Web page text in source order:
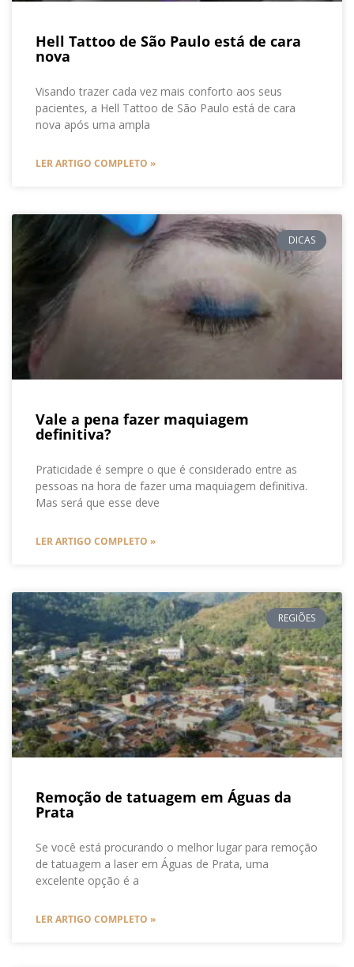
Hell Tattoo de São Paulo está de cara
nova
Visando trazer cada vez mais conforto aos seus
pacientes, a Hell Tattoo de São Paulo está de cara
nova após uma ampla
LER ARTIGO COMPLETO »
DICAS
Vale a pena fazer maquiagem
definitiva?
Praticidade é sempre o que é considerado entre as
pessoas na hora de fazer uma maquiagem definitiva.
Mas será que esse deve
LER ARTIGO COMPLETO »
REGIÕES
Remoção de tatuagem em Águas da
Prata
Se você está procurando o melhor lugar para remoção
de tatuagem a laser em Águas de Prata, uma
excelente opção é a
LER ARTIGO COMPLETO »